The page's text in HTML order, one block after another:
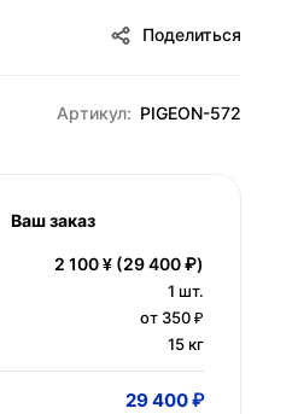
Поделиться
Артикул: PIGEON-572
Ваш заказ
2 100 ¥ (29 400 ₽)
1 шт.
от 350 ₽
15 кг
29 400 ₽